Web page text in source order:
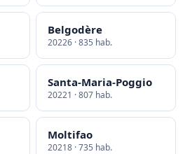
Belgodère
20226 · 835 hab.
Santa-Maria-Poggio
20221 · 807 hab.
Moltifao
20218 · 735 hab.